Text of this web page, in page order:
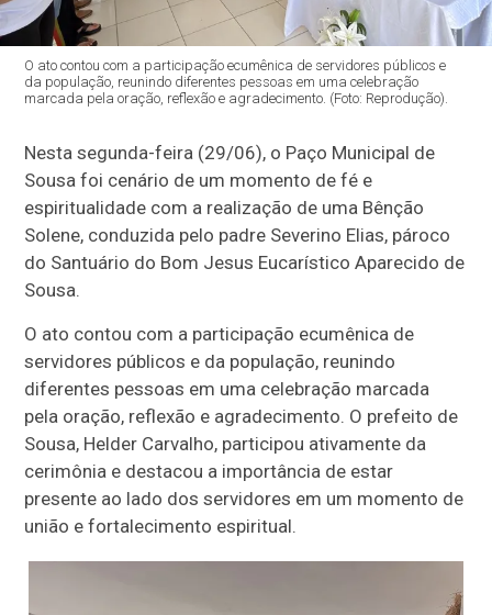
O ato contou com a participação ecumênica de servidores públicos e
da população, reunindo diferentes pessoas em uma celebração
marcada pela oração, reflexão e agradecimento. (Foto: Reprodução).
Nesta segunda-feira (29/06), o Paço Municipal de
Sousa foi cenário de um momento de fé e
espiritualidade com a realização de uma Bênção
Solene, conduzida pelo padre Severino Elias, pároco
do Santuário do Bom Jesus Eucarístico Aparecido de
Sousa.
O ato contou com a participação ecumênica de
servidores públicos e da população, reunindo
diferentes pessoas em uma celebração marcada
pela oração, reflexão e agradecimento. O prefeito de
Sousa, Helder Carvalho, participou ativamente da
cerimônia e destacou a importância de estar
presente ao lado dos servidores em um momento de
união e fortalecimento espiritual.